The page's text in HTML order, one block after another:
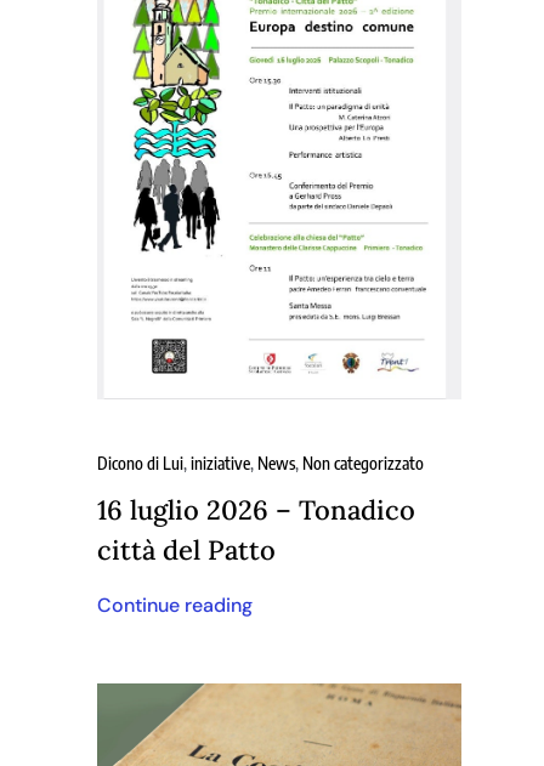
Dicono di Lui,iniziative, News, Non categorizzato
16 luglio 2026 – Tonadico
città del Patto
Continue reading